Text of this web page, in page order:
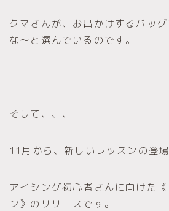
クマさんが、お出かけするバッ
な〜と選んでいるのです。
そして、、、
11月から、新しいレッスンの登場
アイシング初心者さんに向けた
ン》のリリースです。